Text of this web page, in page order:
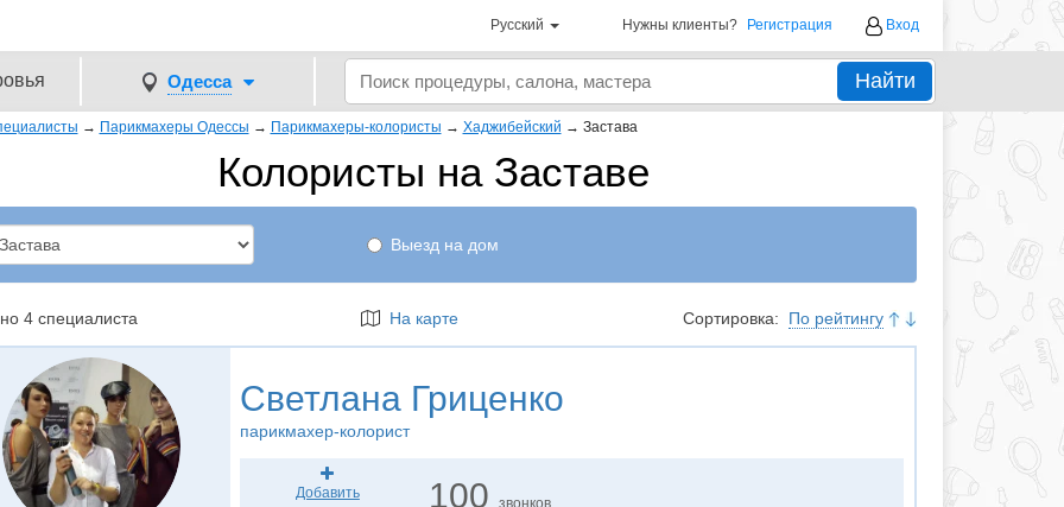
Русский Нужны клиенты? Регистрация Вход
Одесса Найти
→ Парикмахеры Одессы → Парикмахеры-колористы → Хаджибейский → Застава
Колористы на Заставе
Выезд на дом
4 специалиста На карте Сортировка: По рейтингу
Светлана Гриценко
парикмахер-колорист
Добавить
100звонков